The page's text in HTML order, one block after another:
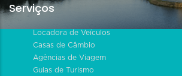
Serviços
Locadora de Veículos
Casas de Câmbio
Agências de Viagem
Guias de Turismo